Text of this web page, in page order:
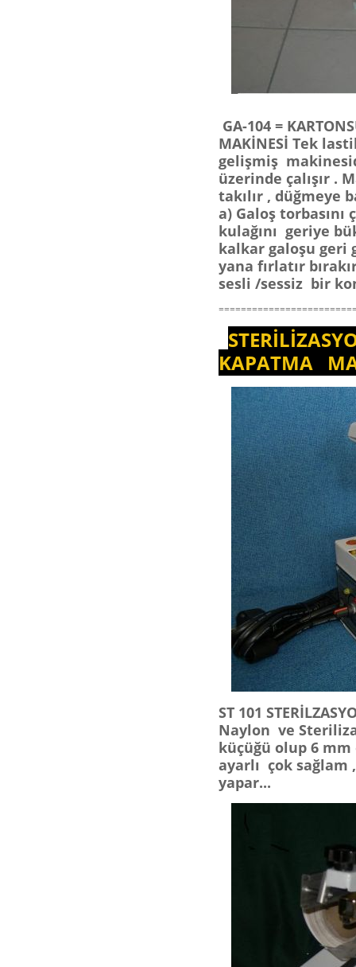
GA-104 =
MAKİNESİ Tek
gelişmiş
üzerinde çalışır .
takılır , düğmeye
a) Galoş
kulağını geriye
kalkar galoşu geri
yana fırlatır
sesli /sessiz bir
KAPATMA
ST 101
Naylon ve
küçüğü olup 6
ayarlı çok sağlam
yapar...